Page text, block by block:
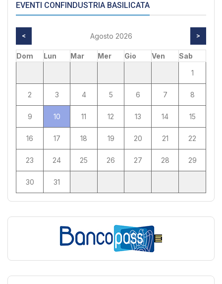
EVENTI CONFINDUSTRIA BASILICATA
< Agosto 2026 >
Dom Lun Mar Mer Gio Ven
Sab
1
2 3 4 5 6 7 8
9 10 11 12 13 14 15
16 17 18 19 20 21 22
23 24 25 26 27 28 29
30 31